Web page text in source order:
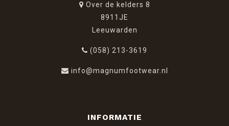
Over de kelders 8
8911JE
Leeuwarden
(058) 213-3619
info@magnumfootwear.nl
INFORMATIE